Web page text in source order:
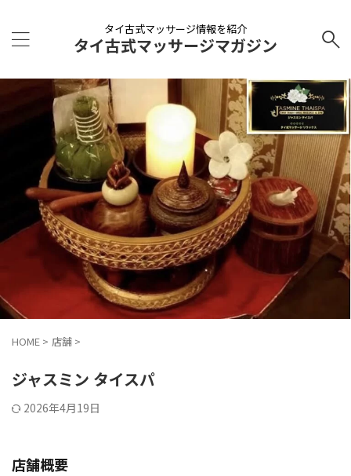
タイ古式マッサージ情報を紹介
タイ古式マッサージマガジン
HOME > 店舗 >
ジャスミン タイスパ
2026年4月19日
店舗概要